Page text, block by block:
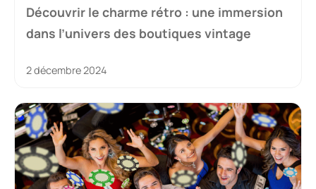
Découvrir le charme rétro : une immersion
dans l’univers des boutiques vintage
2 décembre 2024